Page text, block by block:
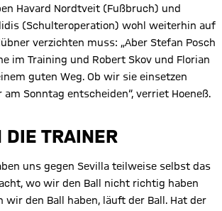
Havard Nordtveit (Fußbruch) und
(Schulteroperation) wohl weiterhin auf
verzichten muss: „Aber Stefan Posch
im Training und Robert Skov und Florian
guten Weg. Ob wir sie einsetzen
Sonntag entscheiden“, verriet Hoeneß.
DIE TRAINER
uns gegen Sevilla teilweise selbst das
wo wir den Ball nicht richtig haben
wir den Ball haben, läuft der Ball. Hat der